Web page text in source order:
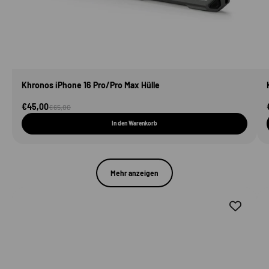
Khronos iPhone 16 Pro/Pro Max Hülle
Angebot
€45,00Regulärer Preis
€65,00
In den Warenkorb
Mehr anzeigen